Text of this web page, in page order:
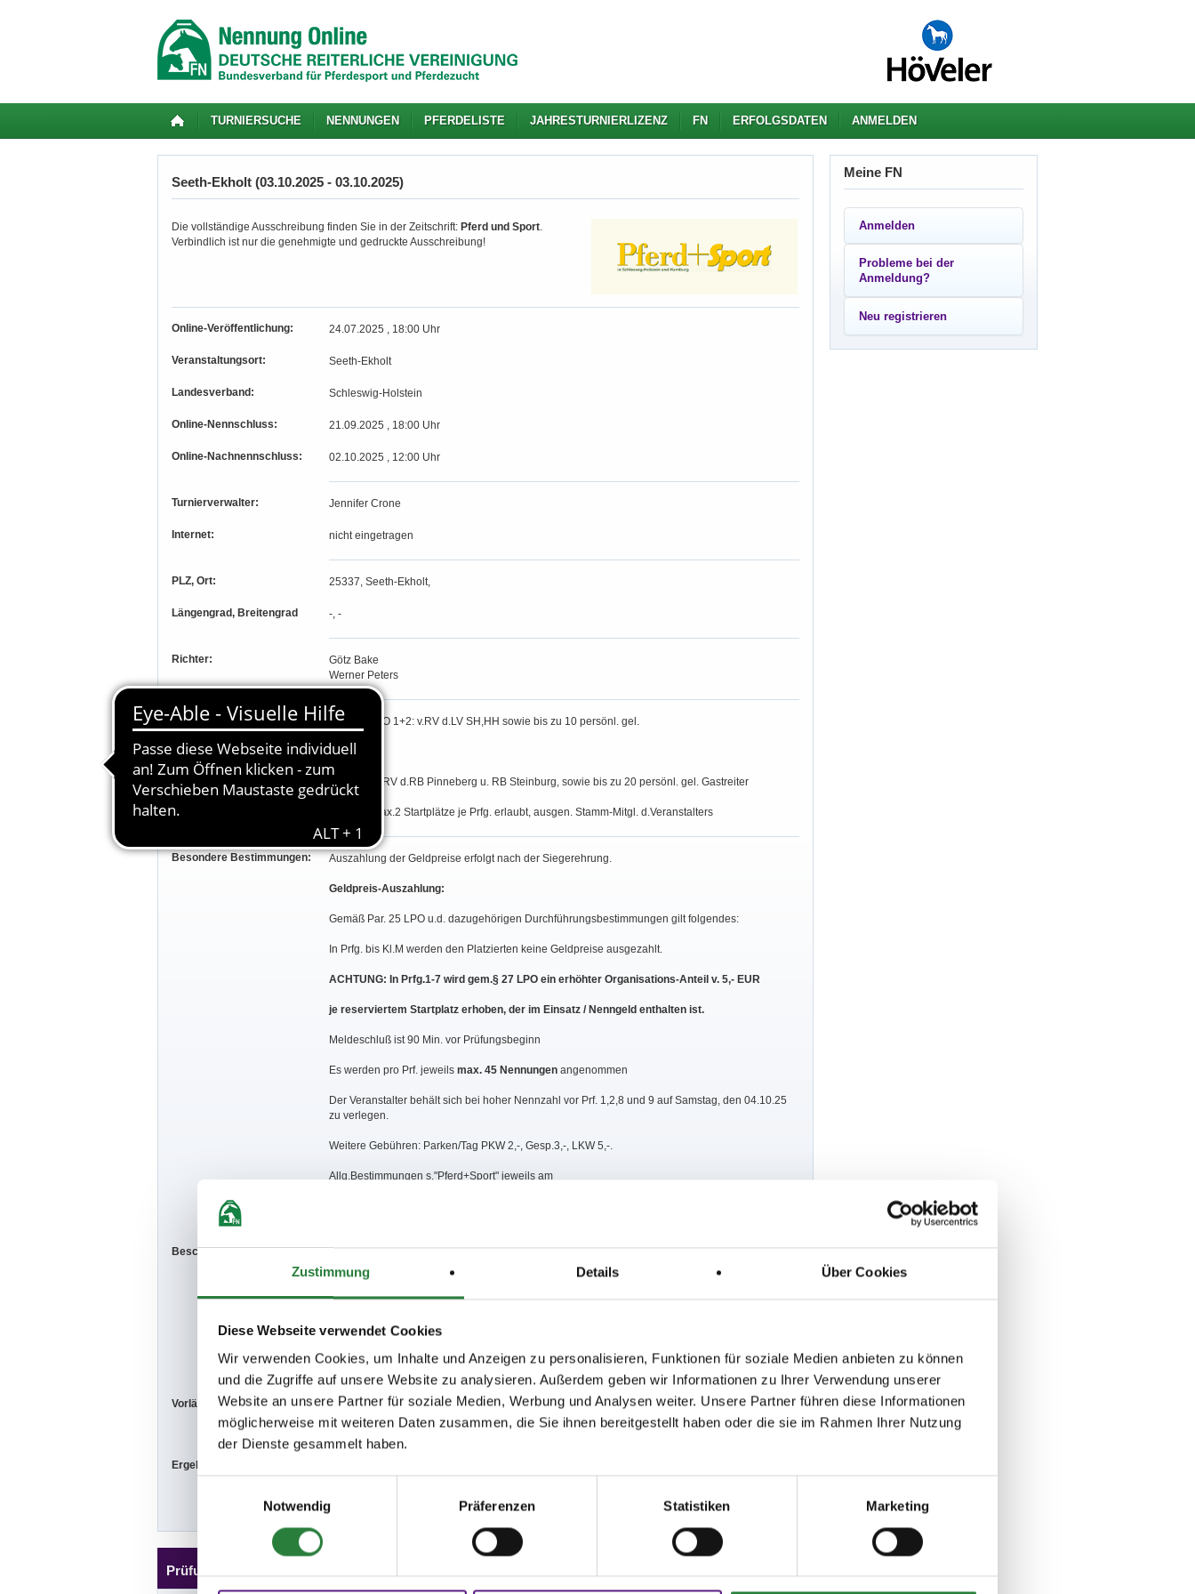
Zustimmung Details Über Cookies
Diese Webseite verwendet Cookies
Wir verwenden Cookies, um Inhalte und Anzeigen zu personalisieren, Funktionen für soziale Medien anbieten zu können
und die Zugriffe auf unsere Website zu analysieren. Außerdem geben wir Informationen zu Ihrer Verwendung unserer
Website an unsere Partner für soziale Medien, Werbung und Analysen weiter. Unsere Partner führen diese Informationen
möglicherweise mit weiteren Daten zusammen, die Sie ihnen bereitgestellt haben oder die sie im Rahmen Ihrer Nutzung
der Dienste gesammelt haben.
Notwendig
Präferenzen Statistiken Marketing
TURNIERSUCHE NENNUNGEN PFERDELISTE JAHRESTURNIERLIZENZ FN ERFOLGSDATEN ANMELDEN
Seeth-Ekholt (03.10.2025 - 03.10.2025)
Die vollständige Ausschreibung finden Sie in der Zeitschrift: Pferd und Sport.
Verbindlich ist nur die genehmigte und gedruckte Ausschreibung!
Online-Veröffentlichung: 24.07.2025 , 18:00 Uhr
Veranstaltungsort: Seeth-Ekholt
Landesverband: Schleswig-Holstein
Online-Nennschluss: 21.09.2025 , 18:00 Uhr
Online-Nachnennschluss: 02.10.2025 , 12:00 Uhr
Turnierverwalter: Jennifer Crone
Internet: nicht eingetragen
PLZ, Ort: 25337, Seeth-Ekholt,
Längengrad, Breitengrad -, -
Richter:
Götz Bake
Werner Peters
Teilnahmeberechtigung: LP gem.LPO 1+2: v.RV d.LV SH,HH sowie bis zu 10 persönl. gel.
Gastreiter
Prf. 3-10: v.RV d.RB Pinneberg u. RB Steinburg, sowie bis zu 20 persönl. gel. Gastreiter
Je Teiln. max.2 Startplätze je Prfg. erlaubt, ausgen. Stamm-Mitgl. d.Veranstalters
Besondere Bestimmungen: Auszahlung der Geldpreise erfolgt nach der Siegerehrung.
Geldpreis-Auszahlung:
Gemäß Par. 25 LPO u.d. dazugehörigen Durchführungsbestimmungen gilt folgendes:
In Prfg. bis Kl.M werden den Platzierten keine Geldpreise ausgezahlt.
ACHTUNG: In Prfg.1-7 wird gem.§ 27 LPO ein erhöhter Organisations-Anteil v. 5,- EUR
je reserviertem Startplatz erhoben, der im Einsatz / Nenngeld enthalten ist.
Meldeschluß ist 90 Min. vor Prüfungsbeginn
Es werden pro Prf. jeweils max. 45 Nennungen angenommen
Der Veranstalter behält sich bei hoher Nennzahl vor Prf. 1,2,8 und 9 auf Samstag, den 04.10.25
zu verlegen.
Weitere Gebühren: Parken/Tag PKW 2,-, Gesp.3,-, LKW 5,-.
Allg.Bestimmungen s."Pferd+Sport" jeweils am
Beschaffenheit der Plätze:
www.nennung-online.de u. www.reitverein-seeth-ekholt.de u. wird
Vorläufige Zeitenteilung: Fr. vorm.: 1,2,3,8,9; nachm.: 4,5,6,7,10
Ergebnisse:
Prüfungen
Meine FN
Anmelden
Probleme bei der
Anmeldung?
Neu registrieren